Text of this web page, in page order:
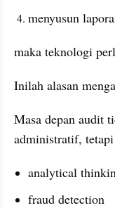
menyusun
maka teknologi
Inilah alasan
Masa depan audit
administratif, tetapi
analytical
fraud detection